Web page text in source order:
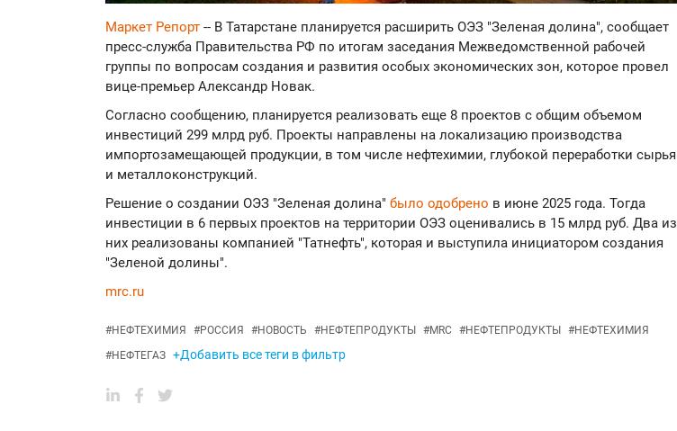
Маркет Репорт -- В Татарстане планируется расширить ОЭЗ "Зеленая долина", сообщает
пресс-служба Правительства РФ по итогам заседания Межведомственной рабочей
группы по вопросам создания и развития особых экономических зон, которое провел
вице-премьер Александр Новак.
Согласно сообщению, планируется реализовать еще 8 проектов с общим объемом
инвестиций 299 млрд руб. Проекты направлены на локализацию производства
импортозамещающей продукции, в том числе нефтехимии, глубокой переработки сырья
и металлоконструкций.
Решение о создании ОЭЗ "Зеленая долина" было одобрено в июне 2025 года. Тогда
инвестиции в 6 первых проектов на территории ОЭЗ оценивались в 15 млрд руб. Два из
них реализованы компанией "Татнефть", которая и выступила инициатором создания
"Зеленой долины".
mrc.ru
#НЕФТЕХИМИЯ #РОССИЯ #НОВОСТЬ #НЕФТЕПРОДУКТЫ #MRC #НЕФТЕПРОДУКТЫ #НЕФТЕХИМИЯ
#НЕФТЕГАЗ +Добавить все теги в фильтр